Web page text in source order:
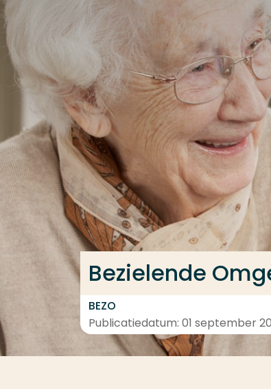
Ga direct naar de content
Bezielende
BEZO
Publicatiedatum: 01 september
Veel gezocht
Opleiding
Contact